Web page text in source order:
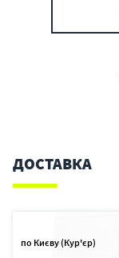
ДОСТАВКА
по Києву (Кур'єр)